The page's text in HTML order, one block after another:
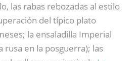
las rabas rebozadas al estilo
del típico plato
la ensaladilla Imperial
rusa en la posguerra); las